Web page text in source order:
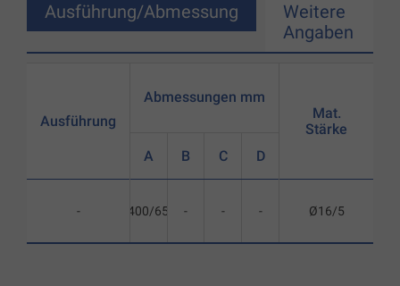
Ausführung/Abmessung
Weitere
Angaben
Ausführung
-
Abmessungen mm
A B C D
400/65 - - -
Mat.
Stärke
Ø16/5